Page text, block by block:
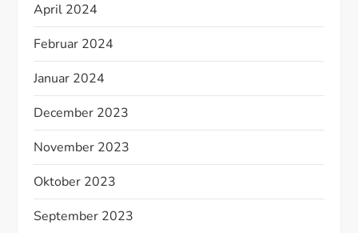
April 2024
Februar 2024
Januar 2024
December 2023
November 2023
Oktober 2023
September 2023